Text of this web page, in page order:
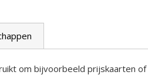
om bijvoorbeeld prijskaarten